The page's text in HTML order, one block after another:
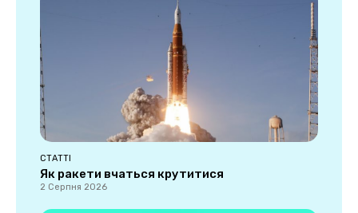
СТАТТІ
Як ракети вчаться крутитися
2 Серпня 2026